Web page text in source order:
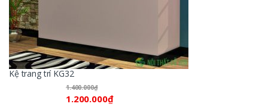
Kệ trang trí KG32
1.400.000₫
1.200.000₫